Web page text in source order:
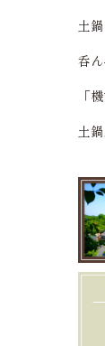
土
呑
「
土